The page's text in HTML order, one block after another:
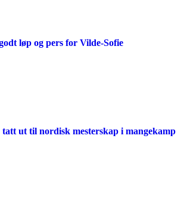
løp og pers for Vilde-Sofie
tatt ut til nordisk mesterskap i mangekamp